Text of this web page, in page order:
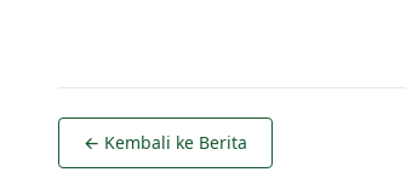
← Kembali ke Berita